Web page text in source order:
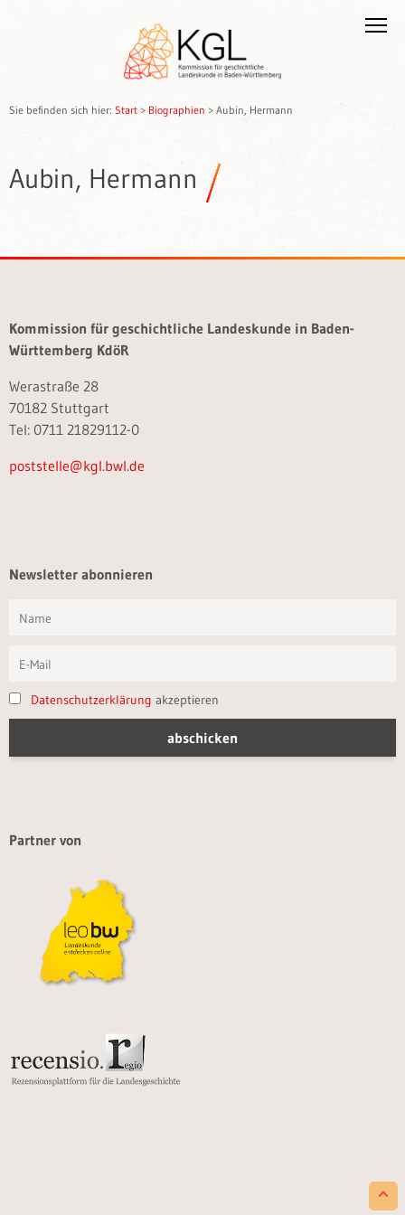
Sie befinden sich hier: Start > Biographien > Aubin, Hermann
Aubin, Hermann
Kommission für geschichtliche Landeskunde in Baden-
Württemberg KdöR
Werastraße 28
70182 Stuttgart
Tel: 0711 21829112-0
poststelle@kgl.bwl.de
Newsletter abonnieren
Datenschutzerklärung akzeptieren
Partner von